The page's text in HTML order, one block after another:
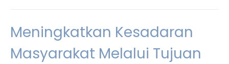
Meningkatkan Kesadaran
Masyarakat Melalui Tujuan